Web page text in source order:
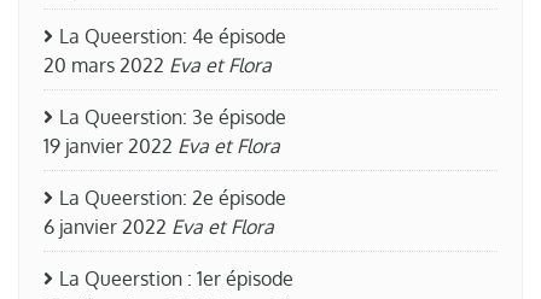
La Queerstion: 4e épisode
20 mars 2022 Eva et Flora
La Queerstion: 3e épisode
19 janvier 2022 Eva et Flora
La Queerstion: 2e épisode
6 janvier 2022 Eva et Flora
La Queerstion : 1er épisode